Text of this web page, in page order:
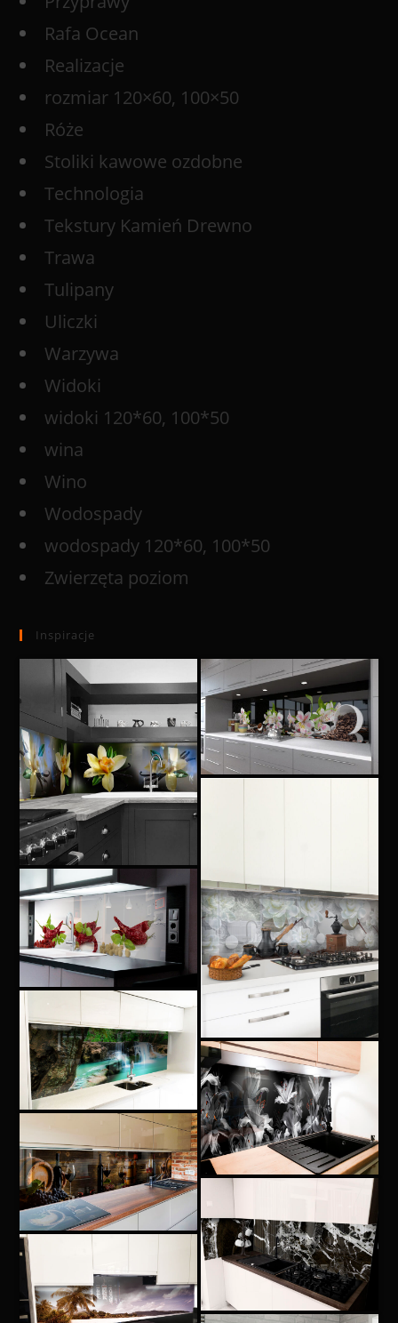
Rafa Ocean
Realizacje
rozmiar 120×60, 100×50
Róże
Stoliki kawowe ozdobne
Technologia
Tekstury Kamień Drewno
Trawa
Tulipany
Uliczki
Warzywa
Widoki
widoki 120*60, 100*50
wina
Wino
Wodospady
wodospady 120*60, 100*50
Zwierzęta poziom
Inspiracje